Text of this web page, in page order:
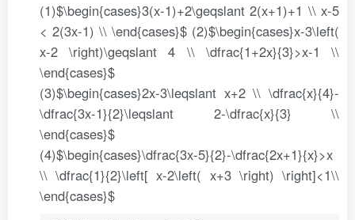
(1)$\begin{cases}3(x-1)+2\geqslant 2(x+1)+1 \\ x-5
< 2(3x-1) \\ \end{cases}$ (2)$\begin{cases}x-3\left(
x-2 \right)\geqslant 4 \\ \dfrac{1+2x}{3}>x-1 \\
\end{cases}$
(3)$\begin{cases}2x-3\leqslant x+2 \\ \dfrac{x}{4}-
\dfrac{3x-1}{2}\leqslant 2-\dfrac{x}{3} \\
\end{cases}$
(4)$\begin{cases}\dfrac{3x-5}{2}-\dfrac{2x+1}{x}>x
\\ \dfrac{1}{2}\left[ x-2\left( x+3 \right) \right]<1\\
\end{cases}$